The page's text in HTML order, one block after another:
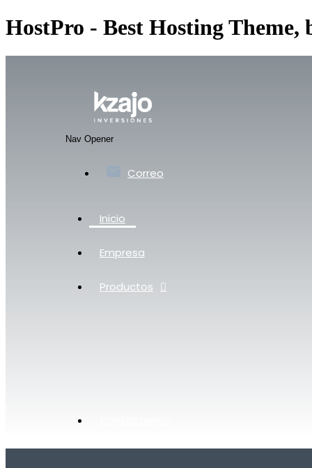
HostPro - Best Hosting Theme,
Nav Opener
Correo
Inicio
Empresa
Productos